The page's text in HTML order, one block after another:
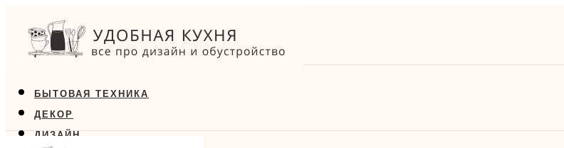
БЫТОВАЯ ТЕХНИКА
ДЕКОР
ДИЗАЙН